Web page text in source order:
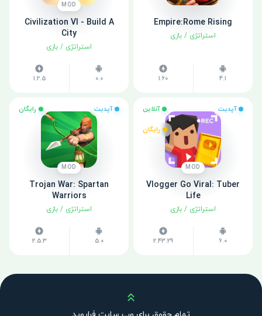
Empire:Rome Rising
استراتژی / بازی
4.1
1.60
MOD
Civilization VI - Build A
City
استراتژی / بازی
0.0
1.2.5
آپدیت آنلاین
رایگان
MOD
Vlogger Go Viral: Tuber
Life
استراتژی / بازی
6.0
2.43.29
آپدیت رایگان
MOD
Trojan War: Spartan
Warriors
استراتژی / بازی
5.0
2.5.3
بالا